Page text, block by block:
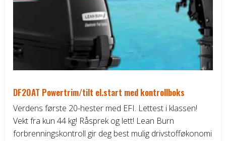
DF20AT Powertrim/tilt el.start med kontrollboks
Verdens første 20-hester med EFI. Lettest i klassen!
Vekt fra kun 44 kg! Råsprek og lett! Lean Burn
forbrenningskontroll gir deg best mulig drivstofføkonomi